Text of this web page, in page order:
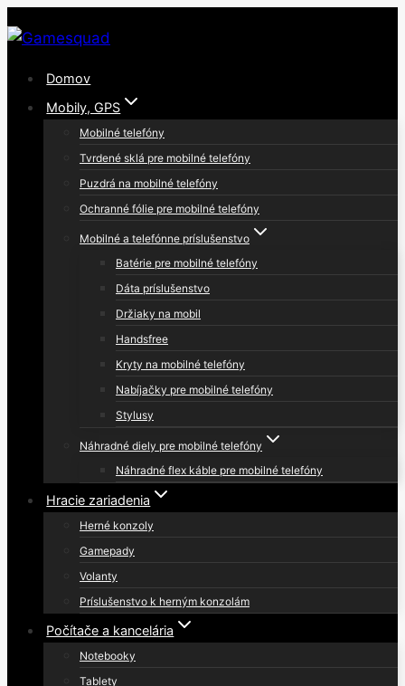
to
Domov
Mobily, GPS
Mobilné telefóny
Tvrdené sklá pre mobilné telefóny
Puzdrá na mobilné telefóny
Ochranné fólie pre mobilné telefóny
Mobilné a telefónne príslušenstvo
Batérie pre mobilné telefóny
Dáta príslušenstvo
Držiaky na mobil
Handsfree
Kryty na mobilné telefóny
Nabíjačky pre mobilné telefóny
Stylusy
Náhradné diely pre mobilné telefóny
Náhradné flex káble pre mobilné telefóny
Hracie zariadenia
Herné konzoly
Gamepady
Volanty
Príslušenstvo k herným konzolám
Počítače a kancelária
Notebooky
Tablety